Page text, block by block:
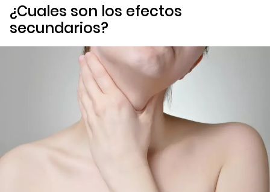
¿Cuales son los efectos
secundarios?